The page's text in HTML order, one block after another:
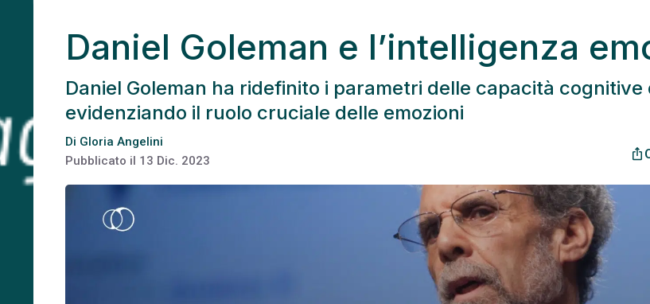
Daniel Goleman e l’intelligenza
Daniel Goleman ha ridefinito i parametri delle capacità cognitive
evidenziando il ruolo cruciale delle emozioni
Di Gloria Angelini
Pubblicato il 13 Dic. 2023
ios_share